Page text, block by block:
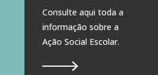
Consulte aqui toda a
informação sobre a
Ação Social Escolar.